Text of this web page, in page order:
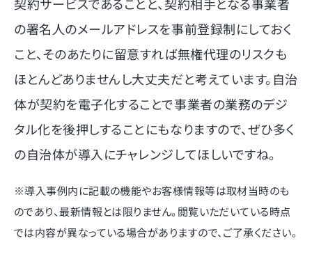
契約サービスであることと、契約相手となる事業者
の署名人のメールアドレスを事前登録制にしておく
こと、そのあたりに留意すれば無権代理のリスクも
ほとんどありませんし大丈夫だと考えています。自治
体が契約を電子化することで事業者の業務のデジ
タル化を後押しすることにもなりますので、ぜひ多く
の自治体が導入にチャレンジしてほしいですね。
※導入事例内に記載の機能やお客様情報等は取材当時のも
のであり、最新情報とは限りません。閲覧いただいている時点
では内容が異なっている場合がありますので、ご了承ください。